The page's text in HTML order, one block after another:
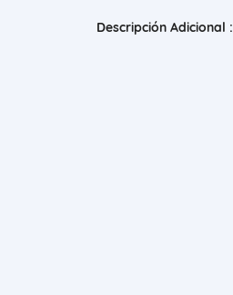
Descripción Adicional :